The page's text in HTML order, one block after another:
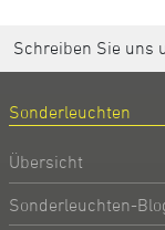
Schreiben Sie uns
Sonderleuchten
Übersicht
Sonderleuchten-